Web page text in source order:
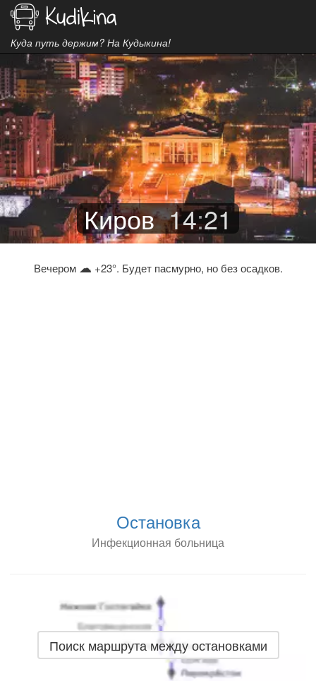
Куда путь держим? На Кудыкина!
Киров 14:21
Вечером ☁ +23°. Будет пасмурно, но без осадков.
Остановка
Инфекционная больница
Поиск маршрута между остановками